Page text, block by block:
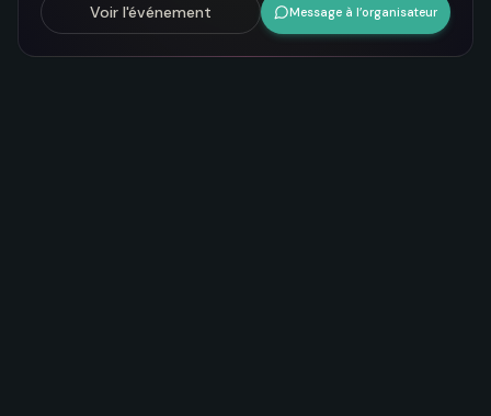
Voir l'événement Message à l’organisateur